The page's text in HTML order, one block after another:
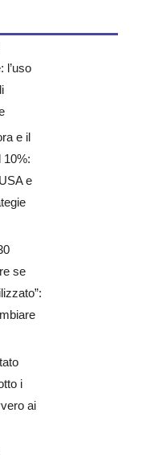
l’uso
e il
10%:
e
se
i
ai